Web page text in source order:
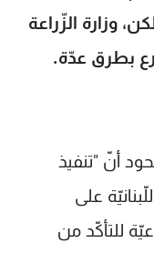
وزارة الزّراعة
بطرق عدّة.
أنّ "تنفيذ
على
للتأكّد من